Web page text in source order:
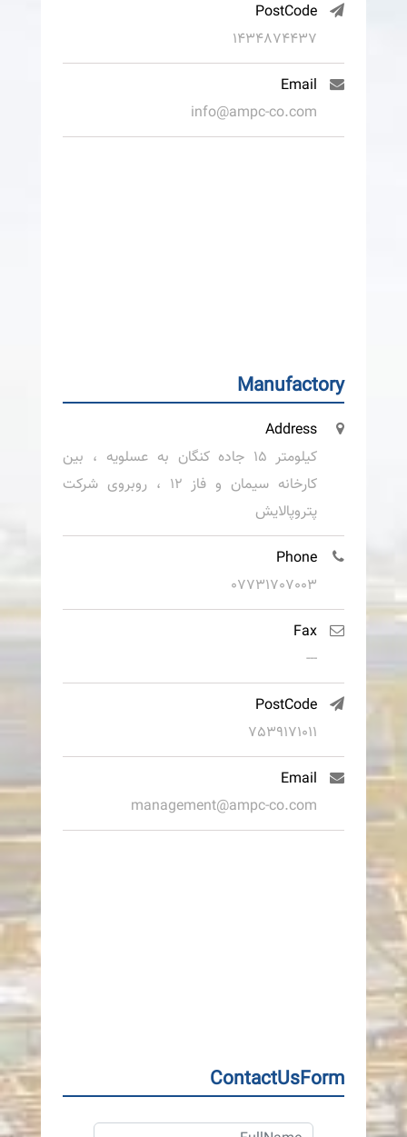
PostCode
1434874437
Email
info@ampc-co.com
Manufactory
Address
کیلومتر 15 جاده کنگان به عسلویه ، بین
کارخانه سیمان و فاز 12 ، روبروی شرکت
پتروپالایش
Phone
07731707003
Fax
---
PostCode
7539171011
Email
management@ampc-co.com
ContactUsForm